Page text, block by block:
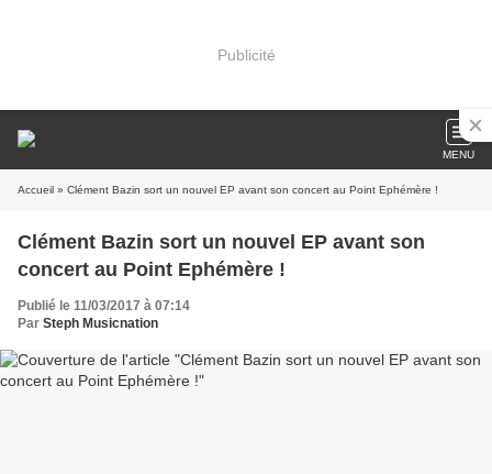
Publicité
MENU
Accueil » Clément Bazin sort un nouvel EP avant son concert au Point Ephémère !
Clément Bazin sort un nouvel EP avant son
concert au Point Ephémère !
Publié le 11/03/2017 à 07:14
Par Steph Musicnation